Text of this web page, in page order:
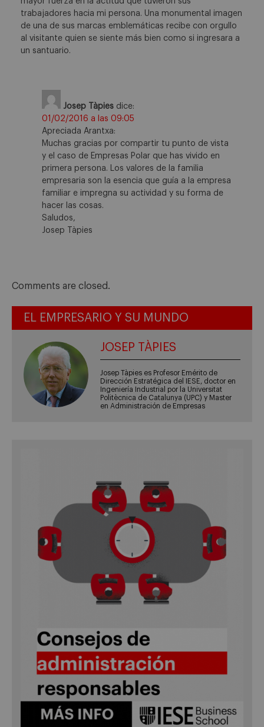
trabajadores hacia mi persona. Una monumental imagen
de una de sus marcas emblemáticas recibe con orgullo
al visitante quien se siente más bien como si ingresara a
un santuario.
Josep Tàpies dice:
01/02/2016 a las 09:05
Apreciada Arantxa:
Muchas gracias por compartir tu punto de vista
y el caso de Empresas Polar que has vivido en
primera persona. Los valores de la familia
empresaria son la esencia que guía a la empresa
familiar e impregna su actividad y su forma de
hacer las cosas.
Saludos,
Josep Tàpies
Comments are closed.
EL EMPRESARIO Y SU MUNDO
JOSEP TÀPIES
Josep Tàpies es Profesor Emérito de
Dirección Estratégica del IESE, doctor en
Ingeniería Industrial por la Universitat
Politècnica de Catalunya (UPC) y Master
en Administración de Empresas